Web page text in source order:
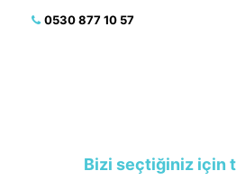
0530 877 10 57
Bizi seçtiğiniz için